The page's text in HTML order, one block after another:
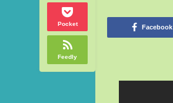
Pocket
Feedly
Facebook